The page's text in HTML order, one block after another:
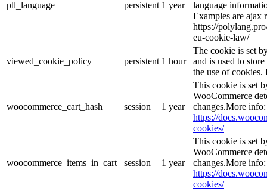
pll_language persistent 1 year
language
Examples are ajax
https://
eu-cookie-law/
viewed_cookie_policy persistent 1 hour
The cookie is set
and is used to
the use of cookies.
woocommerce_cart_hash session 1 year
This cookie is set
WooCommerce
changes.More info:
https://
cookies/
woocommerce_items_in_cart_ session 1 year
This cookie is set
WooCommerce
changes.More info:
https://
cookies/